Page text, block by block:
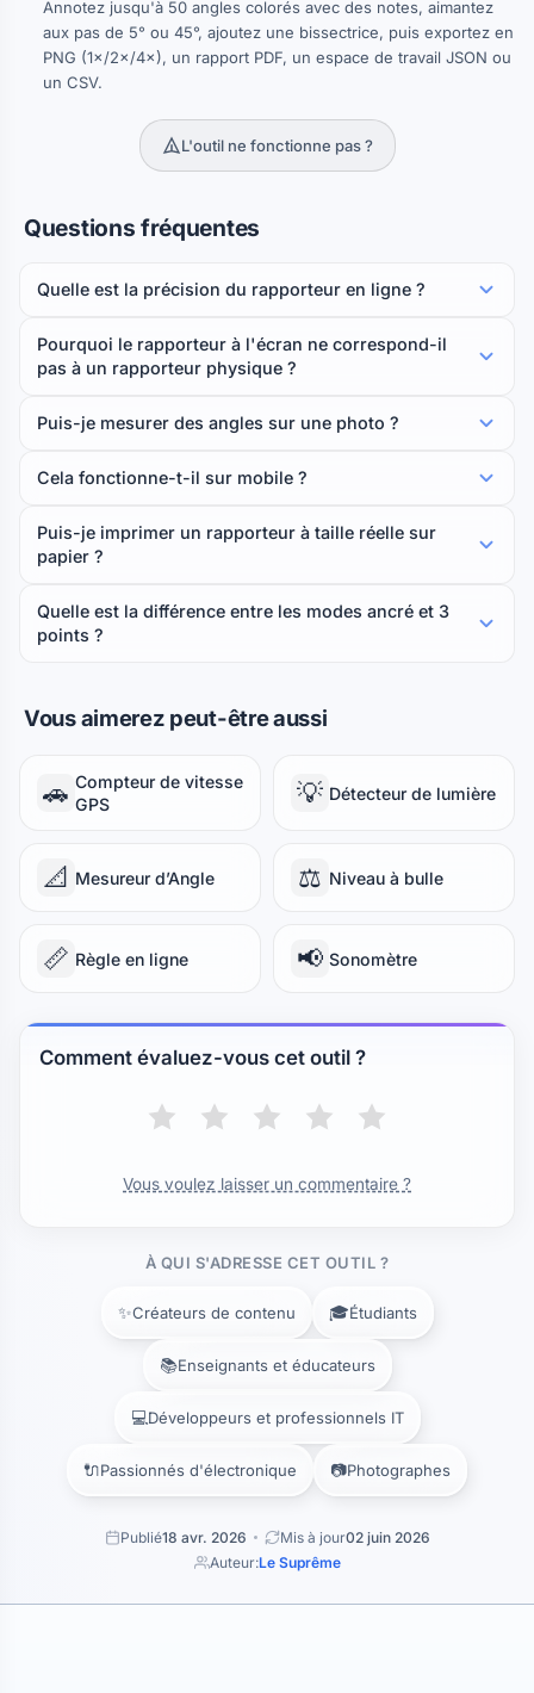
Annotez jusqu'à 50 angles colorés avec des notes, aimantez
aux pas de 5° ou 45°, ajoutez une bissectrice, puis exportez en
PNG (1×/2×/4×), un rapport PDF, un espace de travail JSON ou
un CSV.
L'outil ne fonctionne pas ?
Questions fréquentes
Quelle est la précision du rapporteur en ligne ?
Pourquoi le rapporteur à l'écran ne correspond-il
pas à un rapporteur physique ?
Puis-je mesurer des angles sur une photo ?
Cela fonctionne-t-il sur mobile ?
Puis-je imprimer un rapporteur à taille réelle sur
papier ?
Quelle est la différence entre les modes ancré et 3
points ?
Vous aimerez peut-être aussi
🚗 Compteur de vitesse
GPS
💡 Détecteur de lumière
📐 Mesureur d’Angle ⚖️ Niveau à bulle
📏 Règle en ligne 📢 Sonomètre
Comment évaluez-vous cet outil ?
Vous voulez laisser un commentaire ?
À QUI S'ADRESSE CET OUTIL ?
✨Créateurs de contenu 🎓Étudiants
📚Enseignants et éducateurs
💻Développeurs et professionnels IT
🔌Passionnés d'électronique 📷Photographes
Publié18 avr. 2026 Mis à jour02 juin 2026
Auteur:Le Suprême